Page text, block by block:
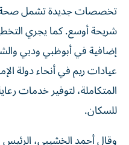
تخصصات جديدة تشمل صحة
شريحة أوسع. كما يجري
إضافية في أبوظبي ودبي
عيادات ريم في أنحاء دولة
المتكاملة، لتوفير خدمات
للسكان.